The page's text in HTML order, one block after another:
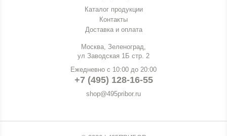
Каталог продукции
Контакты
Доставка и оплата
Москва, Зеленоград,
ул Заводская 1Б стр. 2
Ежедневно с 10:00 до 20:00
+7 (495) 128-16-55
shop@495pribor.ru